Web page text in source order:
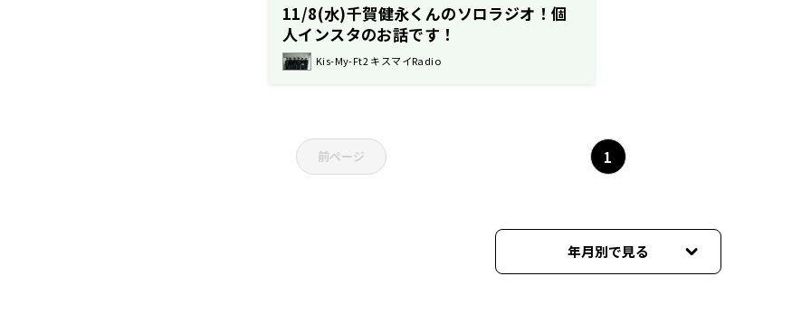
11/8(水)千賀健永くんのソロラジオ！個
人インスタのお話です！
Kis-My-Ft2 キスマイRadio
前ページ 1
年月別で見る